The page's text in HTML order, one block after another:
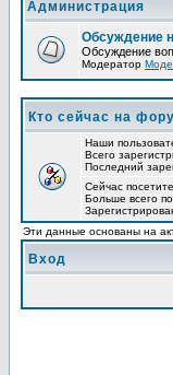
Администрация
Обсуждение
Обсуждение
Модератор
Кто сейчас на
Наши
Всего
Последний
Сейчас
Больше всего
Эти данные основаны на
Вход